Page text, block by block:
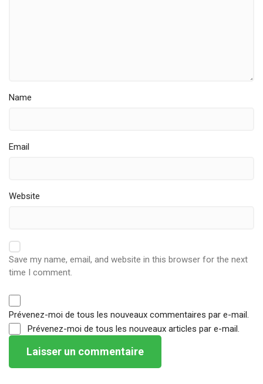
Name
Email
Website
Save my name, email, and website in this browser for the next
time I comment.
Prévenez-moi de tous les nouveaux commentaires par e-mail.
Prévenez-moi de tous les nouveaux articles par e-mail.